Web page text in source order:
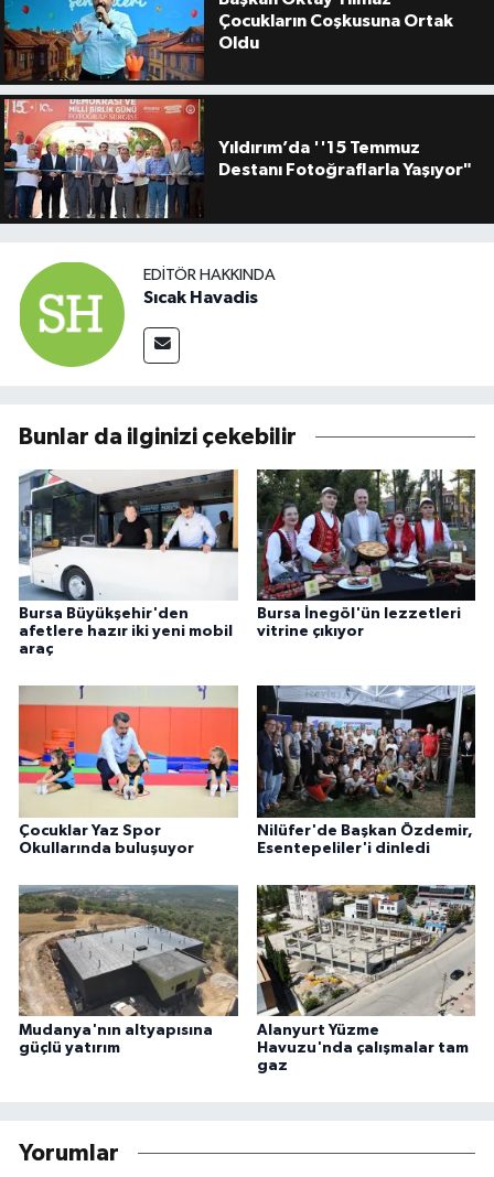
Çocukların Coşkusuna Ortak
Oldu
Yıldırım’da ''15 Temmuz
Destanı Fotoğraflarla Yaşıyor"
EDITÖR HAKKINDA
Sıcak Havadis
Bunlar da ilginizi çekebilir
Bursa Büyükşehir'den
afetlere hazır iki yeni mobil
araç
Bursa İnegöl'ün lezzetleri
vitrine çıkıyor
Çocuklar Yaz Spor
Okullarında buluşuyor
Nilüfer'de Başkan Özdemir,
Esentepeliler'i dinledi
Mudanya'nın altyapısına
güçlü yatırım
Alanyurt Yüzme
Havuzu'nda çalışmalar tam
gaz
Yorumlar